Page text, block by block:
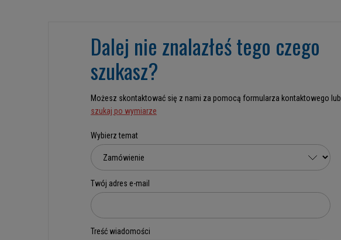
Dalej nie znalazłeś tego czego
szukasz?
Możesz skontaktować się z nami za pomocą formularza kontaktowego lub
szukaj po wymiarze